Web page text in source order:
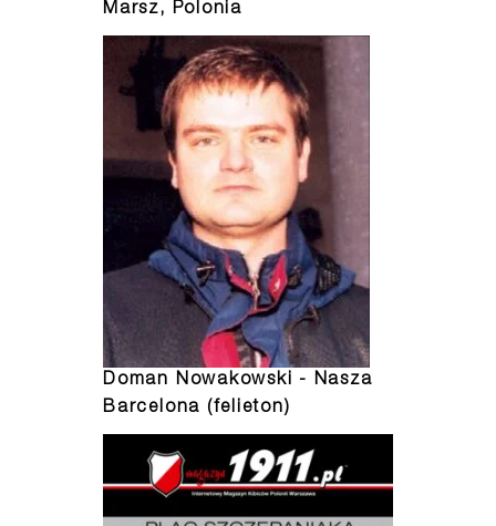
Marsz, Polonia
Doman Nowakowski - Nasza
Barcelona (felieton)